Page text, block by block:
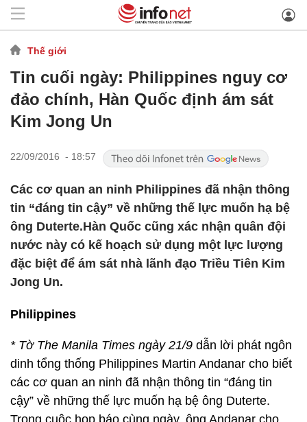
Thế giới
Tin cuối ngày: Philippines nguy cơ
đảo chính, Hàn Quốc định ám sát
Kim Jong Un
22/09/2016 - 18:57
Các cơ quan an ninh Philippines đã nhận thông
tin “đáng tin cậy” về những thế lực muốn hạ bệ
ông Duterte.Hàn Quốc cũng xác nhận quân đội
nước này có kế hoạch sử dụng một lực lượng
đặc biệt để ám sát nhà lãnh đạo Triều Tiên Kim
Jong Un.
Philippines
* Tờ The Manila Times ngày 21/9 dẫn lời phát ngôn
dinh tổng thống Philippines Martin Andanar cho biết
các cơ quan an ninh đã nhận thông tin “đáng tin
cậy” về những thế lực muốn hạ bệ ông Duterte.
Trong cuộc họp báo cùng ngày, ông Andanar cho